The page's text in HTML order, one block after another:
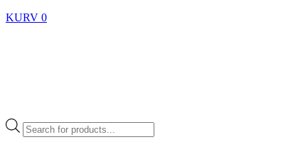
KURV 0
Products
search